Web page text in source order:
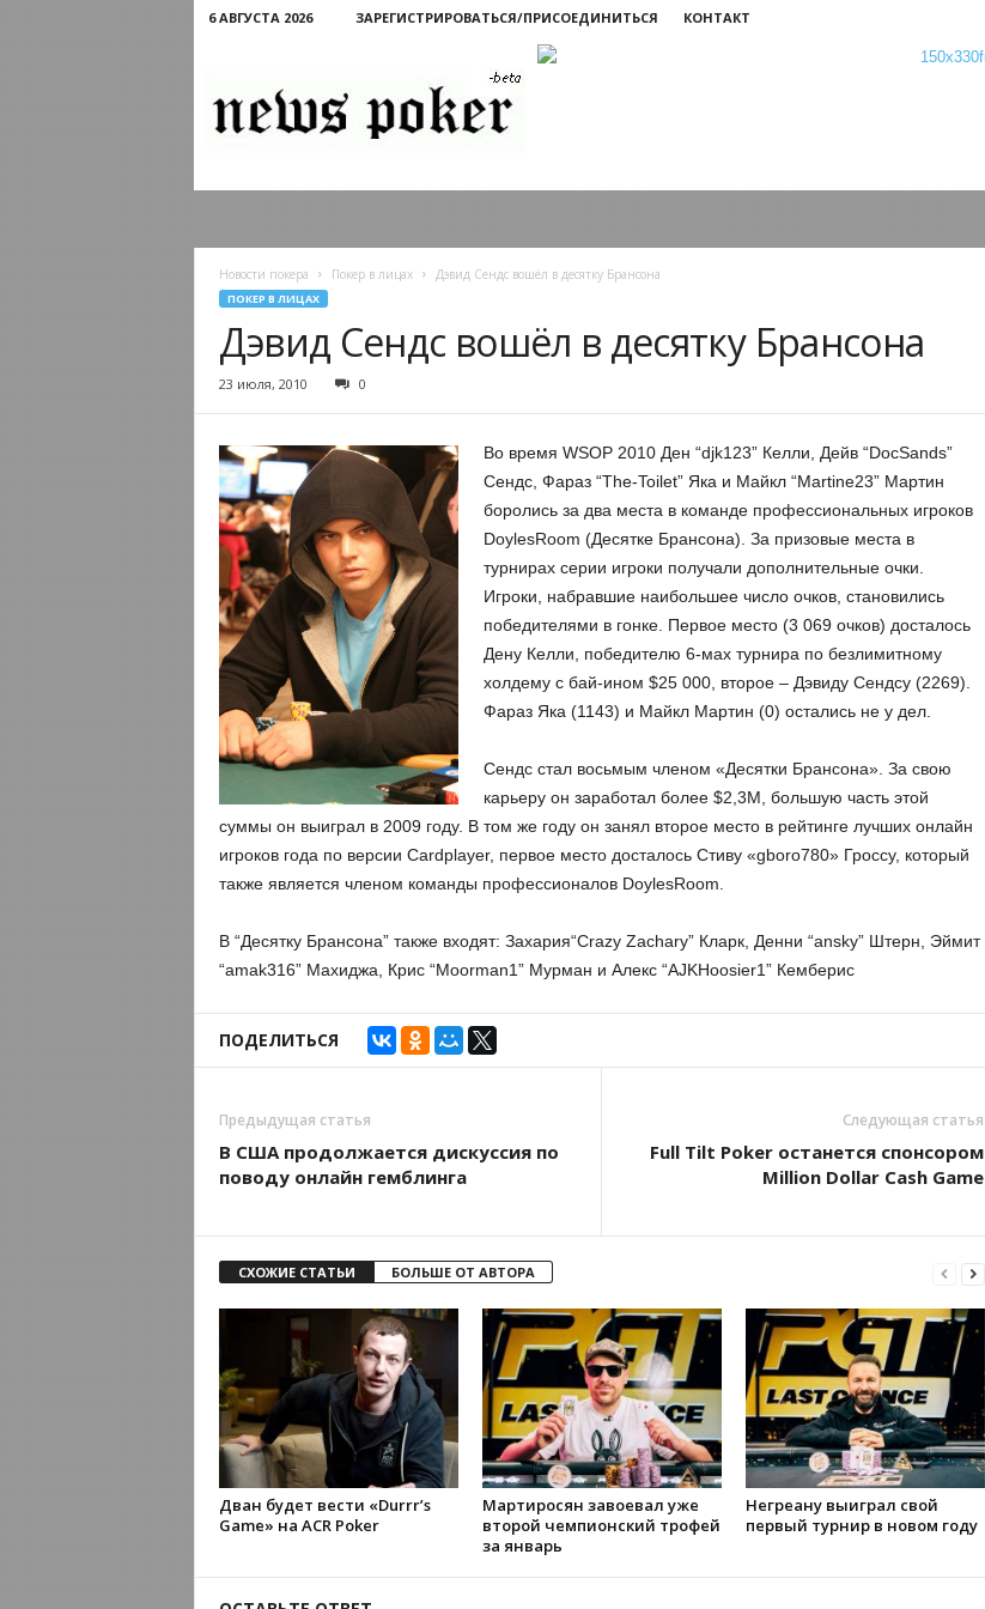
6 АВГУСТА 2026 ЗАРЕГИСТРИРОВАТЬСЯ/ПРИСОЕДИНИТЬСЯ КОНТАКТ
Новости покера Покер в лицах Дэвид Сендс вошёл в десятку Брансона
ПОКЕР В ЛИЦАХ
Дэвид Сендс вошёл в десятку Брансона
23 июля, 2010 0
Во время WSOP 2010 Ден “djk123” Келли, Дейв “DocSands”
Сендс, Фараз “The-Toilet” Яка и Майкл “Martine23” Мартин
боролись за два места в команде профессиональных игроков
DoylesRoom (Десятке Брансона). За призовые места в
турнирах серии игроки получали дополнительные очки.
Игроки, набравшие наибольшее число очков, становились
победителями в гонке. Первое место (3 069 очков) досталось
Дену Келли, победителю 6-мах турнира по безлимитному
холдему с бай-ином $25 000, второе – Дэвиду Сендсу (2269).
Фараз Яка (1143) и Майкл Мартин (0) остались не у дел.
Сендс стал восьмым членом «Десятки Брансона». За свою
карьеру он заработал более $2,3М, большую часть этой
суммы он выиграл в 2009 году. В том же году он занял второе место в рейтинге лучших онлайн
игроков года по версии Cardplayer, первое место досталось Стиву «gboro780» Гроссу, который
также является членом команды профессионалов DoylesRoom.
В “Десятку Брансона” также входят: Захария“Crazy Zachary” Кларк, Денни “ansky” Штерн, Эймит
“amak316” Махиджа, Крис “Moorman1” Мурман и Алекс “AJKHoosier1” Кемберис
ПОДЕЛИТЬСЯ
Предыдущая статья
В США продолжается дискуссия по
поводу онлайн гемблинга
Следующая статья
Full Tilt Poker останется спонсором
Million Dollar Cash Game
СХОЖИЕ СТАТЬИ БОЛЬШЕ ОТ АВТОРА
Дван будет вести «Durrr’s
Game» на ACR Poker
Мартиросян завоевал уже
второй чемпионский трофей
за январь
Негреану выиграл свой
первый турнир в новом году